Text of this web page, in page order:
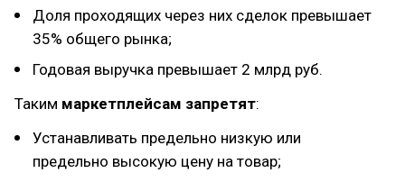
Доля проходящих через них сделок превышает
35% общего рынка;
Годовая выручка превышает 2 млрд руб.
Таким маркетплейсам запретят:
Устанавливать предельно низкую или
предельно высокую цену на товар;